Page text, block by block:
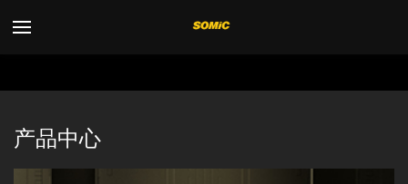
Toggle
产品中心